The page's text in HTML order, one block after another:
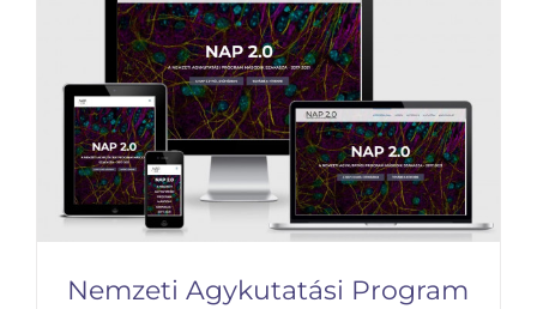
Nemzeti Agykutatási Program